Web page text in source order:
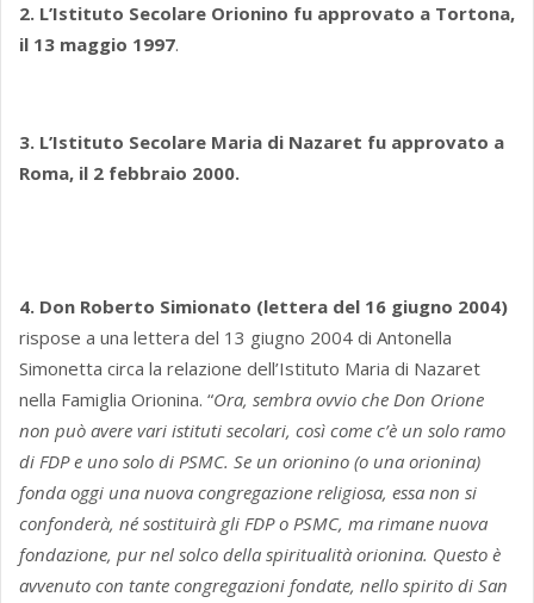
2. L’Istituto Secolare Orionino fu approvato a Tortona,
il 13 maggio 1997.
3. L’Istituto Secolare Maria di Nazaret fu approvato a
Roma, il 2 febbraio 2000.
4. Don Roberto Simionato (lettera del 16 giugno 2004)
rispose a una lettera del 13 giugno 2004 di Antonella
Simonetta circa la relazione dell’Istituto Maria di Nazaret
nella Famiglia Orionina. “Ora, sembra ovvio che Don Orione
non può avere vari istituti secolari, così come c’è un solo ramo
di FDP e uno solo di PSMC. Se un orionino (o una orionina)
fonda oggi una nuova congregazione religiosa, essa non si
confonderà, né sostituirà gli FDP o PSMC, ma rimane nuova
fondazione, pur nel solco della spiritualità orionina. Questo è
avvenuto con tante congregazioni fondate, nello spirito di San